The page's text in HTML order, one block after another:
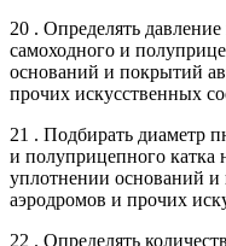
20 . Определять
самоходного и
оснований и покрытий
прочих искусственных
21 . Подбирать диаметр
и полуприцепного
уплотнении оснований
аэродромов и прочих
22 . Определять